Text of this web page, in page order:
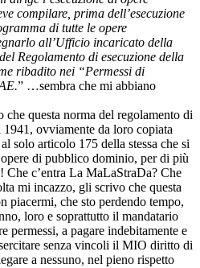
compilare, prima dell’esecuzione
di tutte le opere
all’Ufficio incaricato della
Regolamento di esecuzione della
ribadito nei “Permessi di
” …sembra che mi abbiano
questa norma del regolamento di
ovviamente da loro copiata
solo articolo 175 della stessa che si
di pubblico dominio, per di più
Che c’entra La MaLaStraDa? Che
mi incazzo, gli scrivo che questa
piacermi, che sto perdendo tempo,
loro e soprattutto il mandatario
permessi, a pagare indebitamente e
senza vincoli il MIO diritto di
a nessuno, nel pieno rispetto